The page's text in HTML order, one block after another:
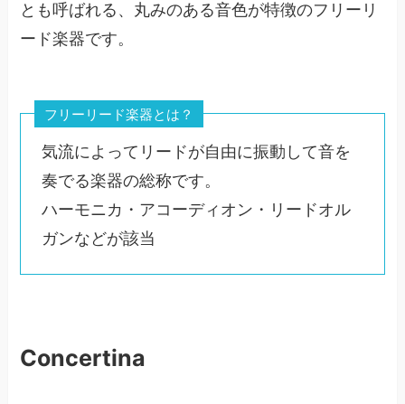
とも呼ばれる、丸みのある音色が特徴のフリーリ
ード楽器です。
フリーリード楽器とは？
気流によってリードが自由に振動して音を
奏でる楽器の総称です。
ハーモニカ・アコーディオン・リードオル
ガンなどが該当
Concertina